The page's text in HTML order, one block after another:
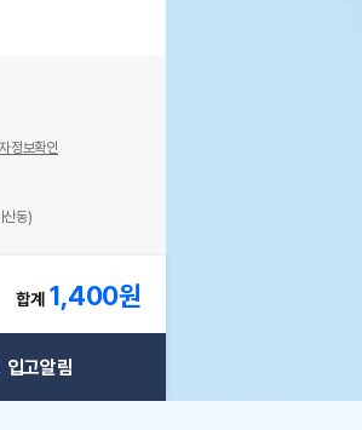
합계 1,400원
입고알림
정보확인
동)